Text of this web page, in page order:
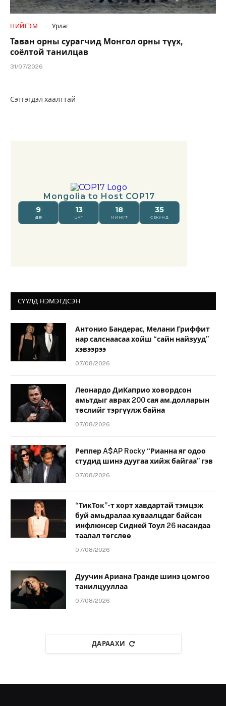
НИЙГЭМ Урлаг
Таван орны сурагчид Монгол орны түүх,
соёлтой танилцав
31/07/2026
Сэтгэгдэл хаалттай
СҮҮЛД НЭМЭГДСЭН
Антонио Бандерас, Мелани Гриффит
нар салснаасаа хойш “сайн найзууд”
хэвээрээ
07/08/2026
Леонардо ДиКаприо ховордсон
амьтдыг аврах 200 сая ам.долларын
төслийг тэргүүлж байна
07/08/2026
Реппер A$AP Rocky “Рианна яг одоо
студид шинэ дуугаа хийж байгаа” гэв
07/08/2026
“ТикТок”-т хорт хавдартай тэмцэж
буй амьдралаа хуваалцдаг байсан
инфлюнсер Сидней Тоул 26 насандаа
таалал төгслөө
07/08/2026
Дуучин Ариана Гранде шинэ цомгоо
танилцууллаа
07/08/2026
ДАРААХИ